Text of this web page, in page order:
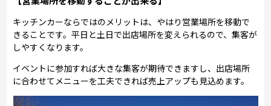
キッチンカーならではのメリットは、やはり営業場所を移動で
きることです。平日と土日で出店場所を変えられるので、集客が
しやすくなります。
イベントに参加すれば大きな集客が期待できますし、出店場所
に合わせてメニューを工夫できれば売上アップも見込めます。